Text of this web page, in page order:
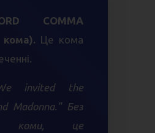
COMMA
Це кома
invited the
Madonna." Без
коми, це